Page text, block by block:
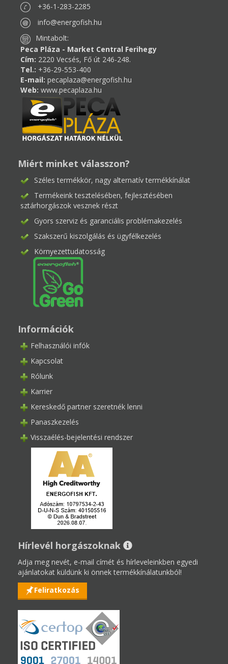
+36-1-283-2285
info@energofish.hu
Mintabolt:
Peca Pláza - Market Central Ferihegy
Cím: 2220 Vecsés, Fő út 246-248.
Tel.: +36-29-553-400
E-mail: pecaplaza@energofish.hu
Web: www.pecaplaza.hu
Miért minket válasszon?
Széles termékkör, nagy alternatív termékkínálat
Termékeink tesztelésében, fejlesztésében
sztárhorgászok vesznek részt
Gyors szerviz és garanciális problémakezelés
Szakszerű kiszolgálás és ügyfélkezelés
Környezettudatosság
Információk
Felhasználói infók
Kapcsolat
Rólunk
Karrier
Kereskedő partner szeretnék lenni
Panaszkezelés
Visszaélés-bejelentési rendszer
Hírlevél horgászoknak
Adja meg nevét, e-mail címét és hírleveleinkben egyedi
ajánlatokat küldünk ki önnek termékkínálatunkból!
Feliratkozás